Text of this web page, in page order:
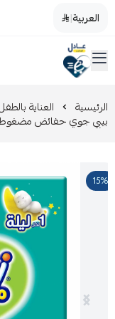
العربية|
صيدليات عادل
القائمة الرئيسية
تخفيضات
عروض التوفير
العناية بالجمال
مزيل طلاء الأظافر
العناية بالطفل و الأم
العناية اليومية
الرئيسية العناية
بيبي جوي حفائض مضغوطة مقاس 3
15%